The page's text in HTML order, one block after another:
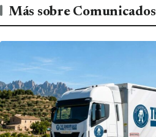
Más sobre Comunicados